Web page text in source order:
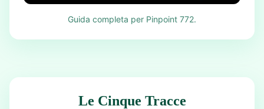
Guida completa per Pinpoint 772.
Le Cinque Tracce